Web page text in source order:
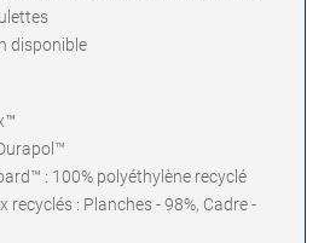
disponible
: 100% polyéthylène recyclé
recyclés : Planches - 98%, Cadre -